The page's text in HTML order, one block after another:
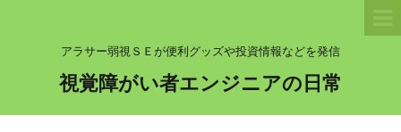
アラサー弱視ＳＥが便利グッズや投資情報などを発信
視覚障がい者エンジニアの日常